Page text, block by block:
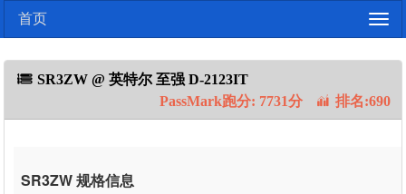
首页
SR3ZW @ 英特尔 至强 D-2123IT
PassMark跑分: 7731分
排名:690
SR3ZW 规格信息